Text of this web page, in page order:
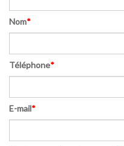
Nom*
Téléphone*
E-mail*